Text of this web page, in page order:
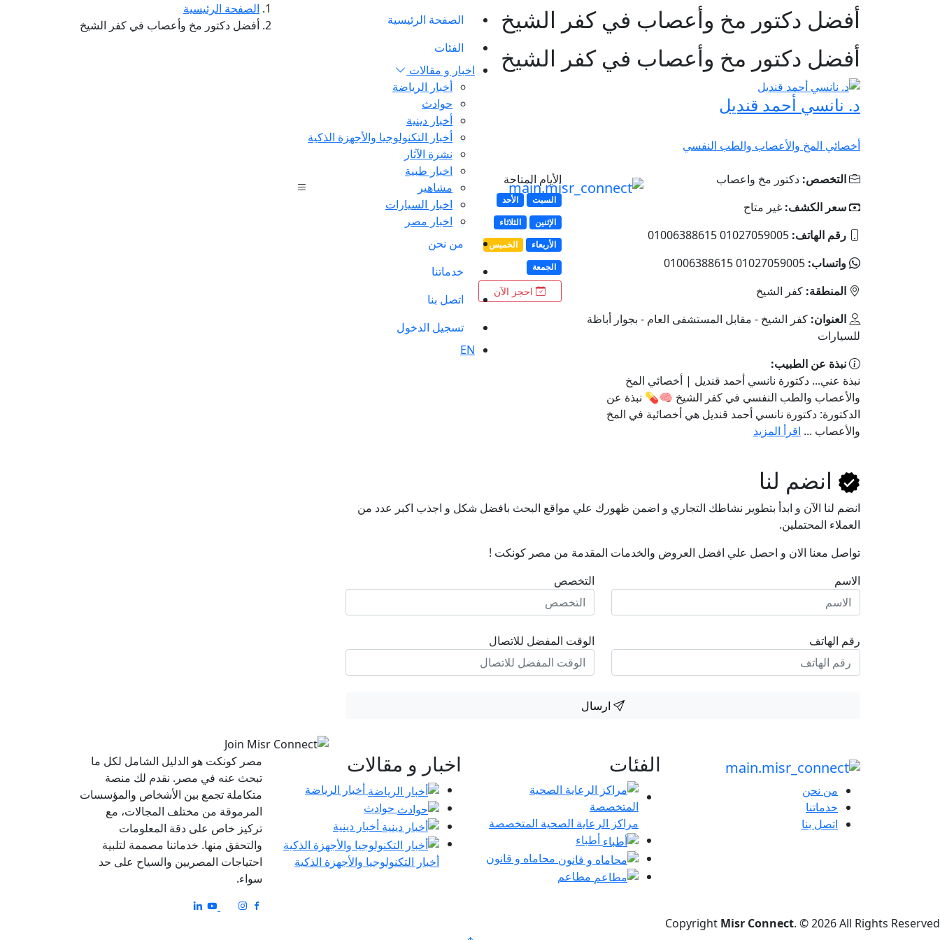
الصفحة الرئيسية
الفئات
اخبار و مقالات
أخبار الرياضة
حوادث
أخبار دينية
أخبار التكنولوجيا والأجهزة الذكية
نشرة الآثار
اخبار طبية
مشاهير
اخبار السيارات
اخبار مصر
من نحن
خدماتنا
اتصل بنا
تسجيل الدخول
EN
أفضل دكتور مخ وأعصاب في كفر الشيخ
الصفحة الرئيسية
أفضل دكتور مخ وأعصاب في كفر الشيخ
أفضل دكتور مخ وأعصاب في كفر الشيخ
د. نانسي أحمد قنديل
أخصائي المخ والأعصاب والطب النفسي
التخصص: دكتور مخ واعصاب
سعر الكشف: غير متاح
رقم الهاتف: 01027059005 01006388615
واتساب: 01027059005 01006388615
المنطقة: كفر الشيخ
العنوان: كفر الشيخ - مقابل المستشفى العام - بجوار أباظة
للسيارات
نبذة عن الطبيب:
نبذة عني... دكتورة نانسي أحمد قنديل | أخصائي المخ
والأعصاب والطب النفسي في كفر الشيخ 🧠💊 نبذة عن
الدكتورة: دكتورة نانسي أحمد قنديل هي أخصائية في المخ
والأعصاب ... اقرأ المزيد
الأيام المتاحة
السبت
الأحد
الإثنين
الثلاثاء
الأربعاء
الخميس
الجمعة
احجز الآن
انضم لنا
انضم لنا اﻵن و ابدأ بتطوير نشاطك التجاري و اضمن ظهورك علي مواقع البحث بافضل شكل و اجذب اكبر عدد من
العملاء المحتملين.
تواصل معنا الان و احصل علي افضل العروض والخدمات المقدمة من مصر كونكت !
الاسم
رقم الهاتف
التخصص
الوقت المفضل للاتصال
ارسال
من نحن
خدماتنا
اتصل بنا
الفئات
مراكز الرعاية الصحية المتخصصة
أطباء
محاماه و قانون
مطاعم
اخبار و مقالات
أخبار الرياضة
حوادث
أخبار دينية
أخبار التكنولوجيا والأجهزة الذكية
مصر كونكت هو الدليل الشامل لكل ما
تبحث عنه في مصر. نقدم لك منصة
متكاملة تجمع بين الأشخاص والمؤسسات
المرموقة من مختلف المجالات، مع
تركيز خاص على دقة المعلومات
والتحقق منها. خدماتنا مصممة لتلبية
احتياجات المصريين والسياح على حد
سواء.
Copyright Misr Connect. © 2026 All Rights Reserved